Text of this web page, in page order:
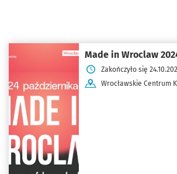
Made in Wroclaw
Zakończyło się
Wrocławskie Centrum